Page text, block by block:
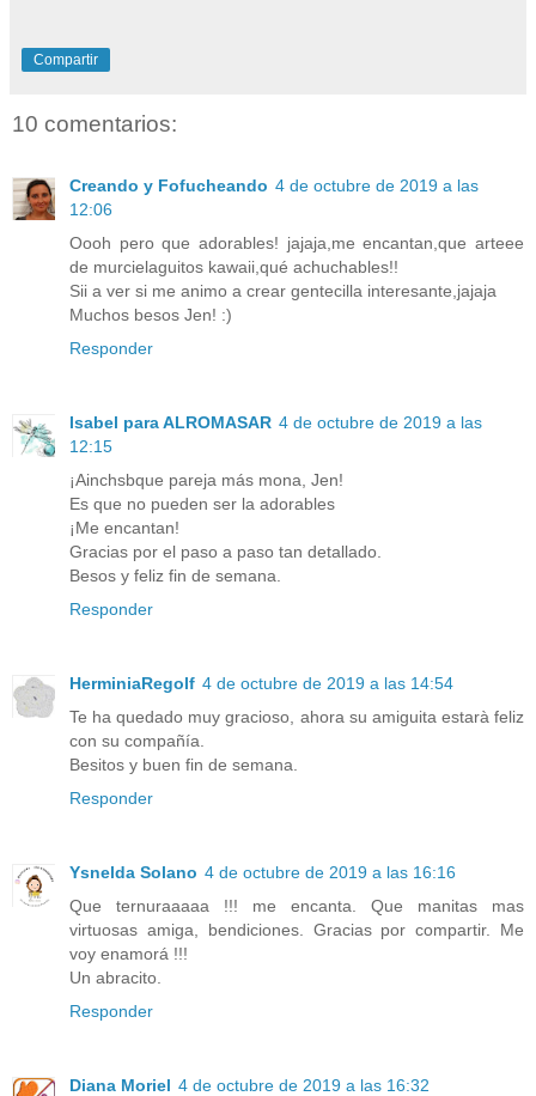
Compartir
10 comentarios:
Creando y Fofucheando 4 de octubre de 2019 a las
12:06
Oooh pero que adorables! jajaja,me encantan,que arteee
de murcielaguitos kawaii,qué achuchables!!
Sii a ver si me animo a crear gentecilla interesante,jajaja
Muchos besos Jen! :)
Responder
Isabel para ALROMASAR 4 de octubre de 2019 a las
12:15
¡Ainchsbque pareja más mona, Jen!
Es que no pueden ser la adorables
¡Me encantan!
Gracias por el paso a paso tan detallado.
Besos y feliz fin de semana.
Responder
HerminiaRegolf 4 de octubre de 2019 a las 14:54
Te ha quedado muy gracioso, ahora su amiguita estarà feliz
con su compañía.
Besitos y buen fin de semana.
Responder
Ysnelda Solano 4 de octubre de 2019 a las 16:16
Que ternuraaaaa !!! me encanta. Que manitas mas
virtuosas amiga, bendiciones. Gracias por compartir. Me
voy enamorá !!!
Un abracito.
Responder
Diana Moriel 4 de octubre de 2019 a las 16:32